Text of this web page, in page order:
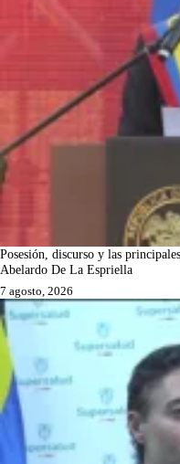
Posesión, discurso y las
Abelardo De La Espriella
7 agosto, 2026